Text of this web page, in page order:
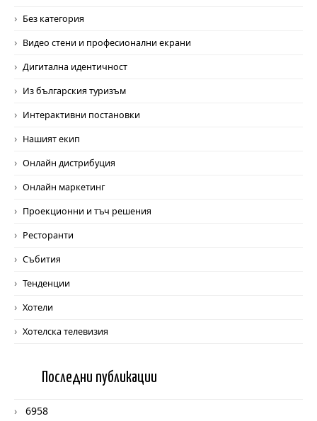
Без категория
Видео стени и професионални екрани
Дигитална идентичност
Из българския туризъм
Интерактивни постановки
Нашият екип
Онлайн дистрибуция
Онлайн маркетинг
Проекционни и тъч решения
Ресторанти
Събития
Тенденции
Хотели
Хотелска телевизия
Последни публикации
6958